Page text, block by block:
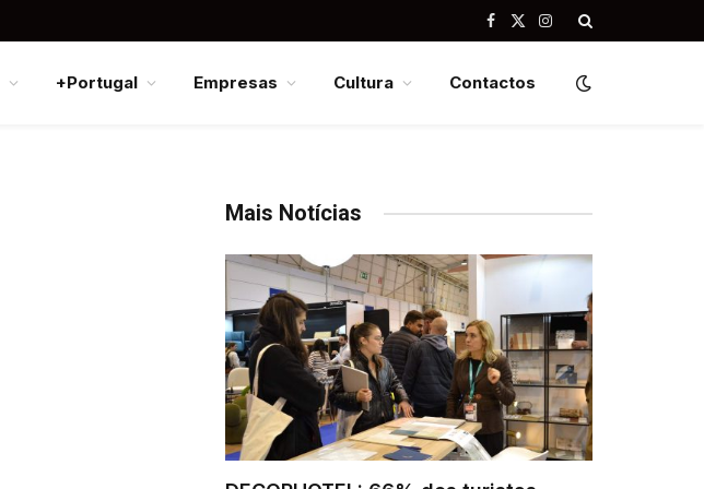
Facebook
X
Instagram
+Portugal Empresas Cultura Contactos
Mais Notícias